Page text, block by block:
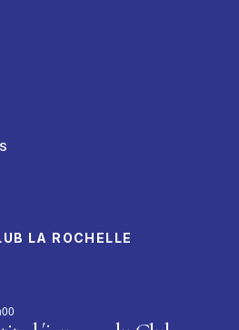
LA ROCHELLE